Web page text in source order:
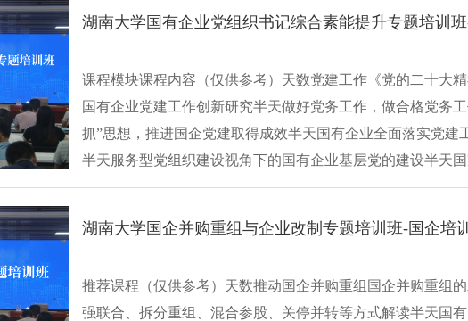
课程模块课程内容（仅供参考）天数党建工作《党的二十大
国有企业党建工作创新研究半天做好党务工作，做合格党务
抓”思想，推进国企党建取得成效半天国有企业全面落实党建
半天服务型党组织建设视角下的国有企业基层党的建设半天
有企业带···
湖南大学国企并购重组与企业改制专题培训班-国企培训
推荐课程（仅供参考）天数推动国企并购重组国企并购重组
强联合、拆分重组、混合参股、关停并转等方式解读半天国